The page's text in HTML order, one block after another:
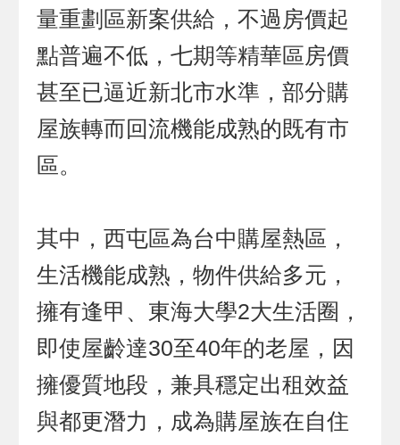
量重劃區新案供給，不過房價起
點普遍不低，七期等精華區房價
甚至已逼近新北市水準，部分購
屋族轉而回流機能成熟的既有市
區。
其中，西屯區為台中購屋熱區，
生活機能成熟，物件供給多元，
擁有逢甲、東海大學2大生活圈，
即使屋齡達30至40年的老屋，因
擁優質地段，兼具穩定出租效益
與都更潛力，成為購屋族在自住